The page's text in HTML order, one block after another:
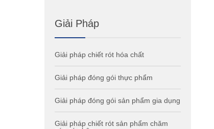
Giải Pháp
Giải pháp chiết rót hóa chất
Giải pháp đóng gói thực phẩm
Giải pháp đóng gói sản phẩm gia dụng
Giải pháp chiết rót sản phẩm chăm